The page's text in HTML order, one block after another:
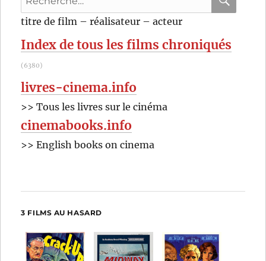
pour
:
titre de film – réalisateur – acteur
Index de tous les films chroniqués
(6380)
livres-cinema.info
>> Tous les livres sur le cinéma
cinemabooks.info
>> English books on cinema
3 FILMS AU HASARD